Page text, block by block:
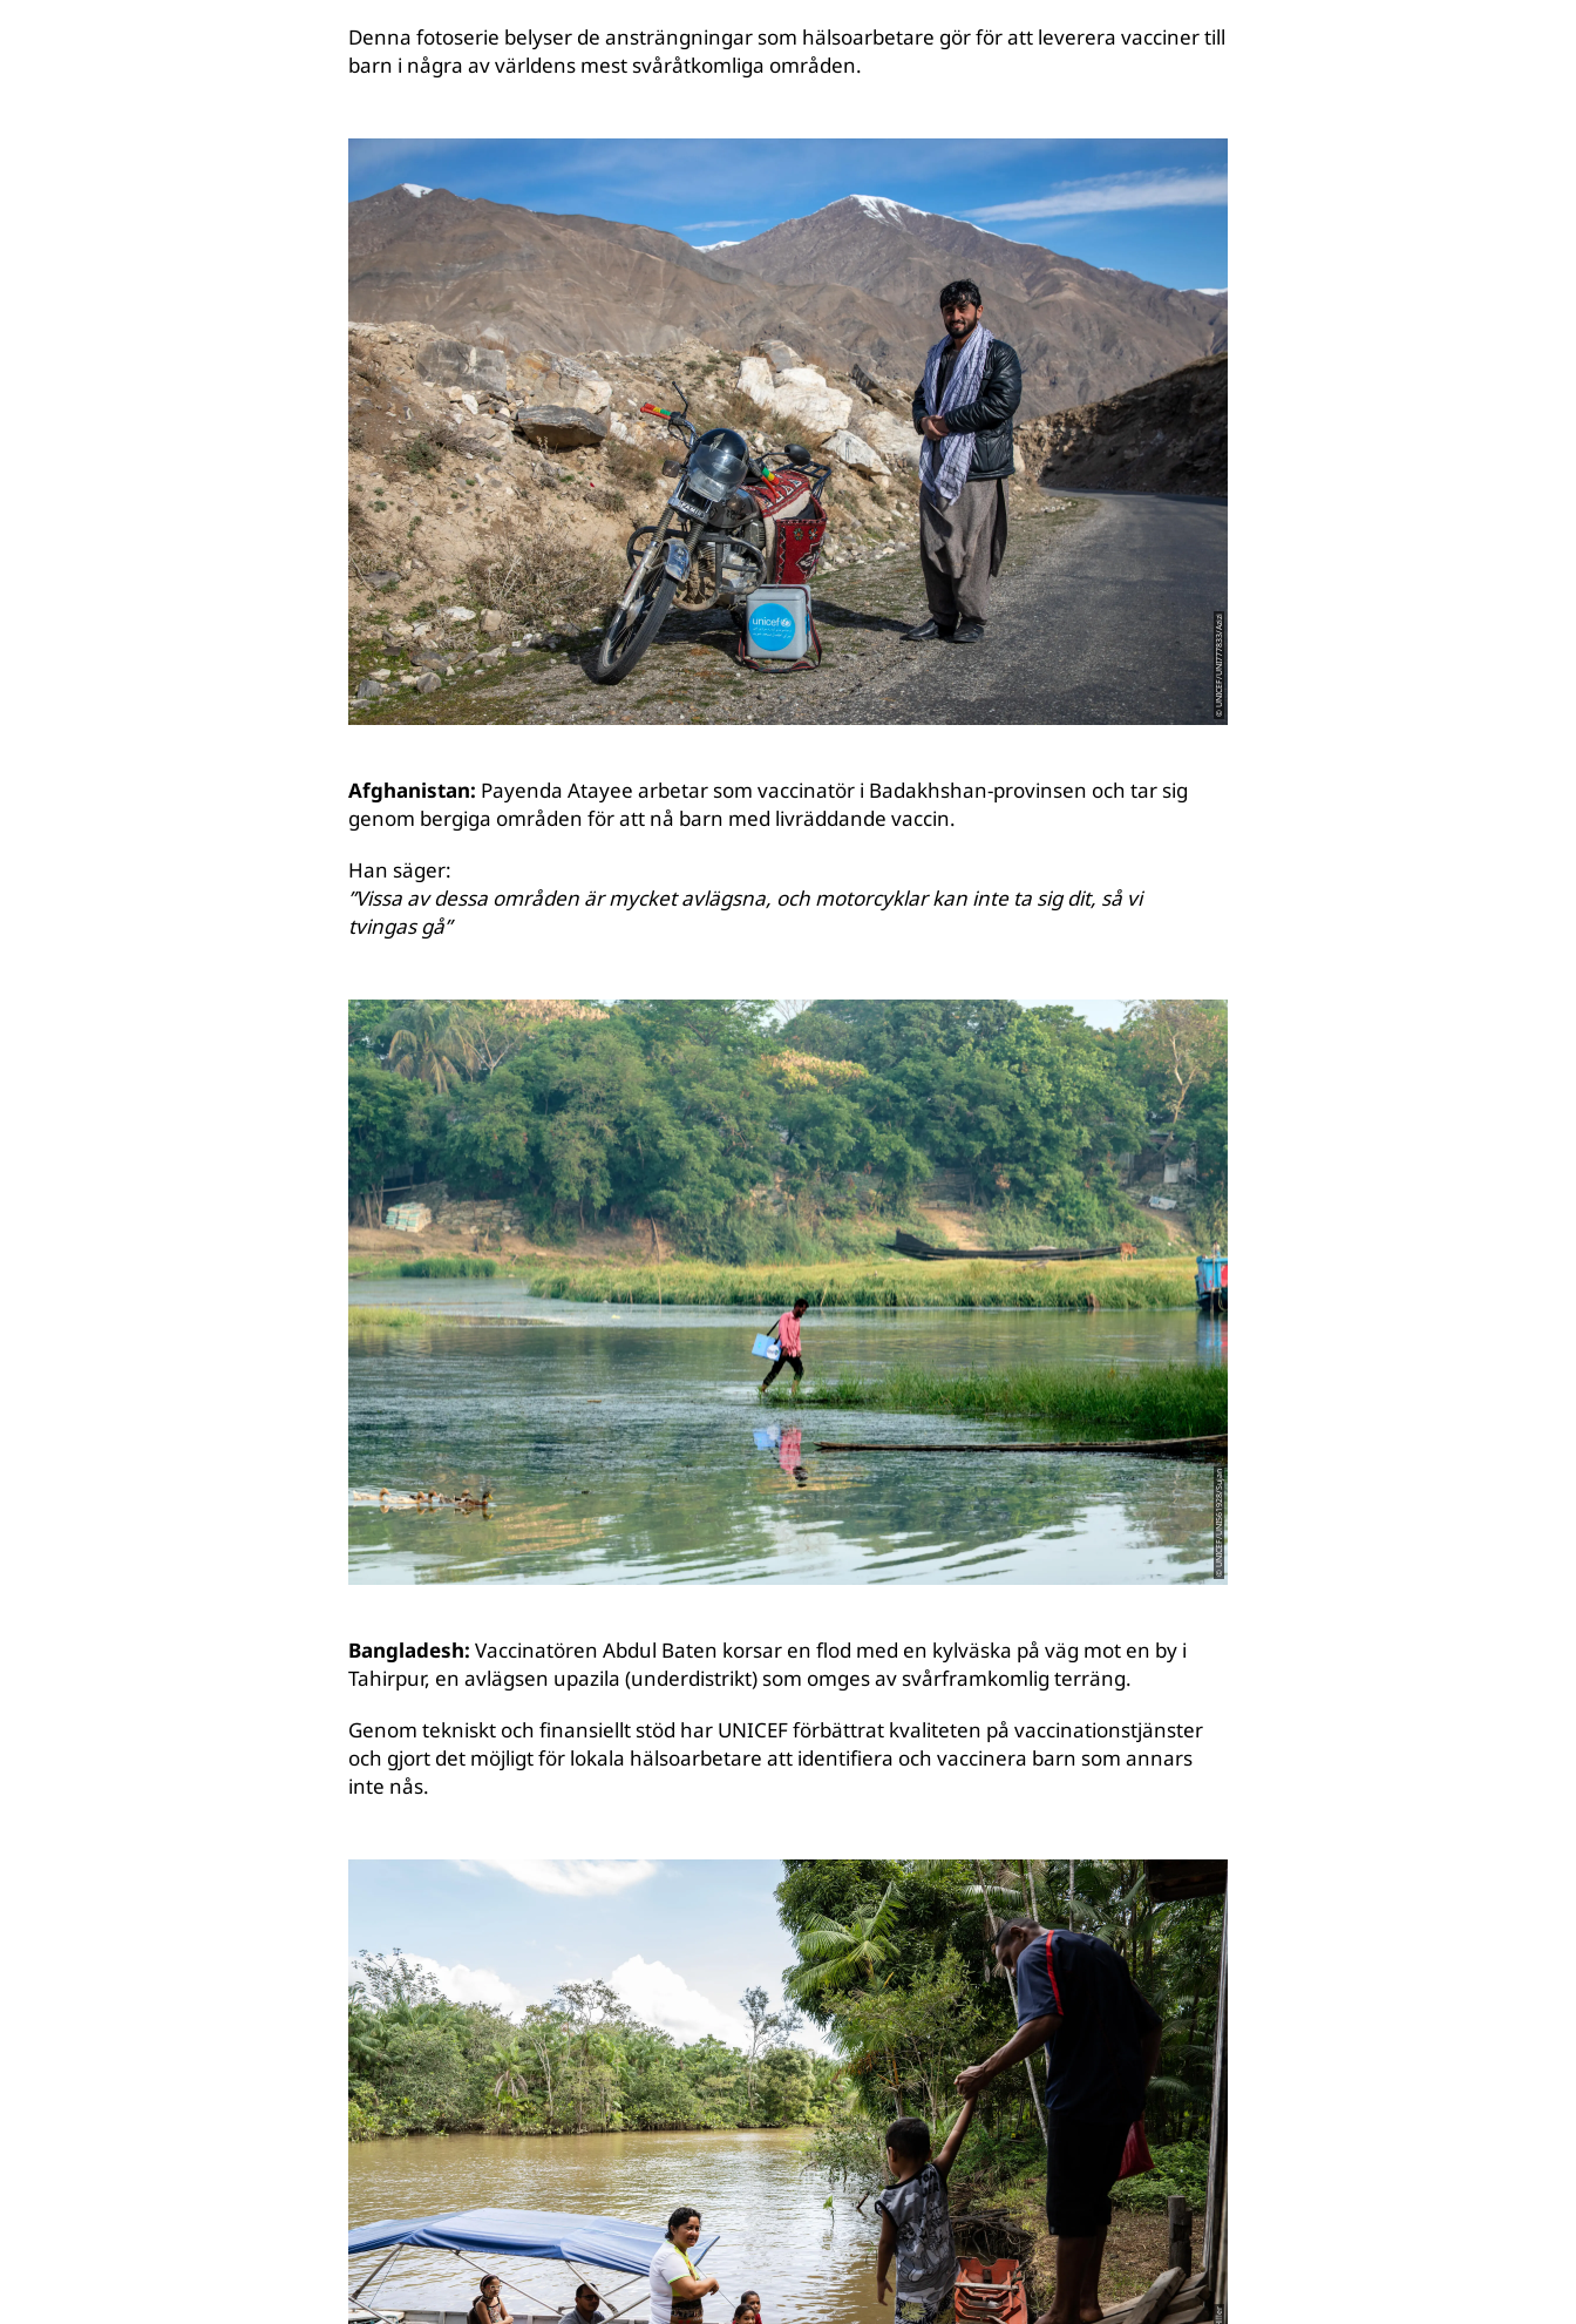
Denna fotoserie belyser de ansträngningar som hälsoarbetare gör för att leverera vacciner till
barn i några av världens mest svåråtkomliga områden.
© UNICEF/UNI777833/Azizi
Afghanistan: Payenda Atayee arbetar som vaccinatör i Badakhshan-provinsen och tar sig
genom bergiga områden för att nå barn med livräddande vaccin.
Han säger:
”Vissa av dessa områden är mycket avlägsna, och motorcyklar kan inte ta sig dit, så vi
tvingas gå”
© UNICEF/UNI561928/Sujan
Bangladesh: Vaccinatören Abdul Baten korsar en flod med en kylväska på väg mot en by i
Tahirpur, en avlägsen upazila (under­distrikt) som omges av svårframkomlig terräng.
Genom tekniskt och finansiellt stöd har UNICEF förbättrat kvaliteten på vaccinationstjänster
och gjort det möjligt för lokala hälsoarbetare att identifiera och vaccinera barn som annars
inte nås.